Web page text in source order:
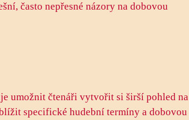
často nepřesné názory na dobovou
umožnit čtenáři vytvořit si širší pohled na
specifické hudební termíny a dobovou